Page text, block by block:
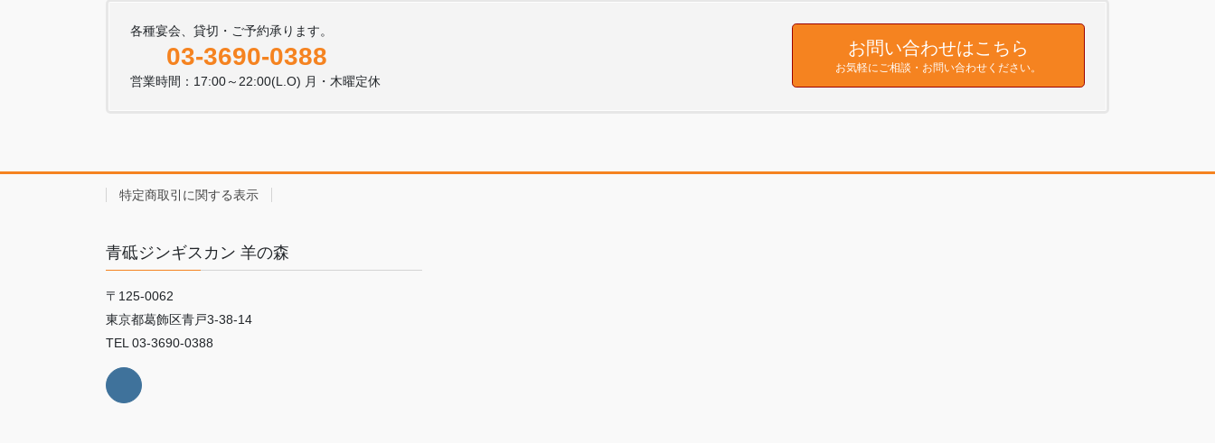
各種宴会、貸切・ご予約承ります。
03-3690-0388
営業時間：17:00～22:00(L.O) 月・木曜定休
お問い合わせはこちら
お気軽にご相談・お問い合わせください。
特定商取引に関する表示
青砥ジンギスカン 羊の森
〒125-0062
東京都葛飾区青戸3-38-14
TEL 03-3690-0388